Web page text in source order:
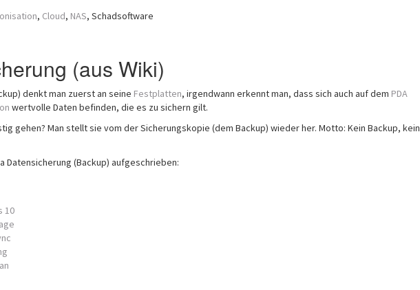
, Cloud, NAS, Schadsoftware
(aus Wiki)
denkt man zuerst an seine Festplatten, irgendwann erkennt man, dass sich auch auf dem PDA
wertvolle Daten befinden, die es zu sichern gilt.
gehen? Man stellt sie vom der Sicherungskopie (dem Backup) wieder her. Motto: Kein Backup, kein
Datensicherung (Backup) aufgeschrieben:
10